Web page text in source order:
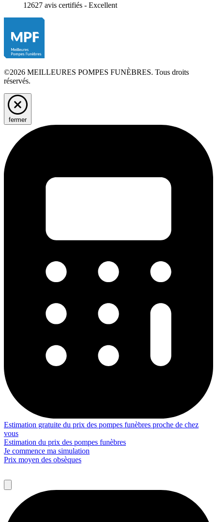
12627 avis certifiés - Excellent
©2026 MEILLEURES POMPES FUNÈBRES. Tous droits
réservés.
fermer
Estimation gratuite du prix des pompes funèbres proche de chez
vous
Estimation du prix des pompes funèbres
Je commence ma simulation
Prix moyen des obsèques